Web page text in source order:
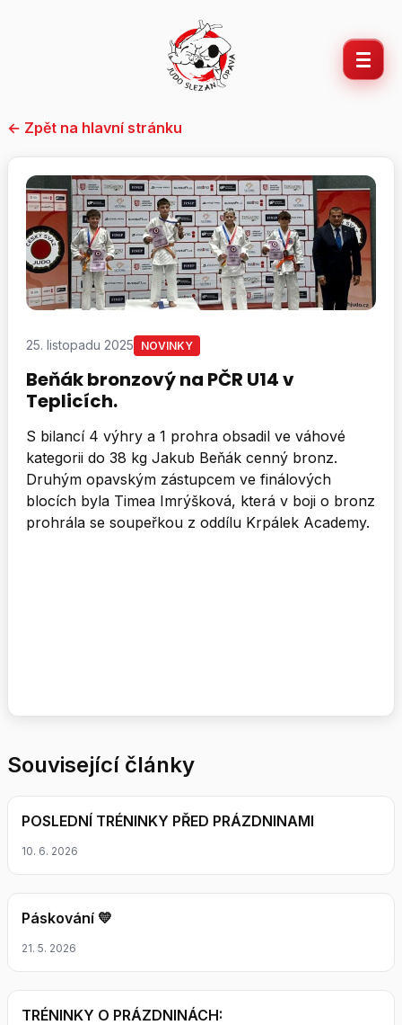
← Zpět na hlavní stránku
25. listopadu 2025 NOVINKY
Beňák bronzový na PČR U14 v
Teplicích.
S bilancí 4 výhry a 1 prohra obsadil ve váhové
kategorii do 38 kg Jakub Beňák cenný bronz.
Druhým opavským zástupcem ve finálových
blocích byla Timea Imrýšková, která v boji o bronz
prohrála se soupeřkou z oddílu Krpálek Academy.
Související články
POSLEDNÍ TRÉNINKY PŘED PRÁZDNINAMI
10. 6. 2026
Páskování 💛
21. 5. 2026
TRÉNINKY O PRÁZDNINÁCH: